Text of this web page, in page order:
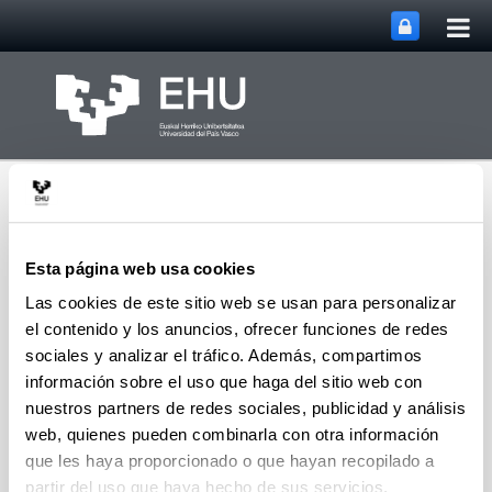
Esta página web usa cookies
Las cookies de este sitio web se usan para personalizar
el contenido y los anuncios, ofrecer funciones de redes
sociales y analizar el tráfico. Además, compartimos
información sobre el uso que haga del sitio web con
nuestros partners de redes sociales, publicidad y análisis
web, quienes pueden combinarla con otra información
que les haya proporcionado o que hayan recopilado a
partir del uso que haya hecho de sus servicios.
Aholab MenúAbrir/cerrar
Libros
Hernáez, I.; Navas, E.; Odriozola, I.; Sarasola, K.;